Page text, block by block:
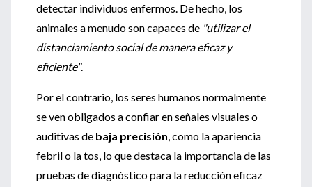
detectar individuos enfermos. De hecho, los
animales a menudo son capaces de "utilizar el
distanciamiento social de manera eficaz y
eficiente".
Por el contrario, los seres humanos normalmente
se ven obligados a confiar en señales visuales o
auditivas de baja precisión, como la apariencia
febril o la tos, lo que destaca la importancia de las
pruebas de diagnóstico para la reducción eficaz